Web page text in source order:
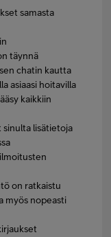
samasta
täynnä
chatin kautta
asiaasi hoitavilla
kaikkiin
lisätietoja
on ratkaistu
myös nopeasti